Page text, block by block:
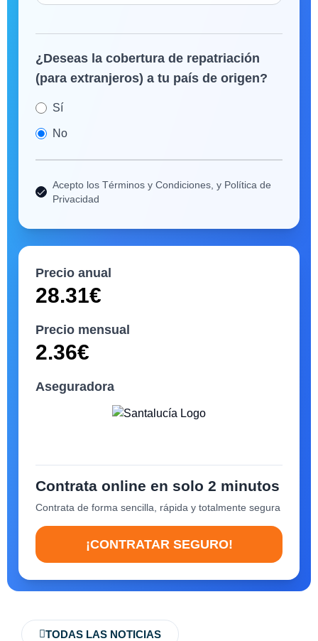
¿Deseas la cobertura de repatriación
(para extranjeros) a tu país de origen?
Sí
No
Acepto los Términos y Condiciones, y Política de
Privacidad
Precio anual
28.31€
Precio mensual
2.36€
Aseguradora
Contrata online en solo 2 minutos
Contrata de forma sencilla, rápida y totalmente segura
¡CONTRATAR SEGURO!
TODAS LAS NOTICIAS